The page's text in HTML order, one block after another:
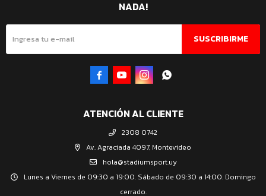
ATENCIÓN AL CLIENTE
2308 0742
Av. Agraciada 4097, Montevideo
hola@stadiumsport.uy
Lunes a Viernes de 09:30 a 19:00. Sábado de 09:30 a 14:00. Domingo
cerrado.
NADA!
SUSCRIBIRME
   